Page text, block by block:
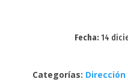
Fecha:14
Categorías: